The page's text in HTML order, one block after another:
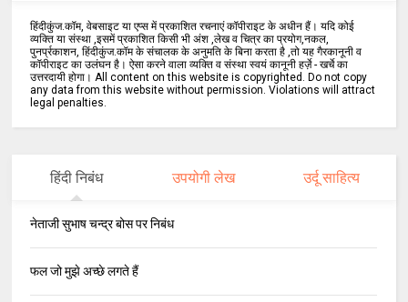
हिंदीकुंज.कॉम, वेबसाइट या एप्स में प्रकाशित रचनाएं कॉपीराइट के अधीन हैं। यदि कोई
व्यक्ति या संस्था ,इसमें प्रकाशित किसी भी अंश ,लेख व चित्र का प्रयोग,नकल,
पुनर्प्रकाशन, हिंदीकुंज.कॉम के संचालक के अनुमति के बिना करता है ,तो यह गैरकानूनी व
कॉपीराइट का उलंघन है। ऐसा करने वाला व्यक्ति व संस्था स्वयं कानूनी हर्ज़े - खर्चे का
उत्तरदायी होगा। All content on this website is copyrighted. Do not copy
any data from this website without permission. Violations will attract
legal penalties.
हिंदी निबंध उपयोगी लेख उर्दू साहित्य
नेताजी सुभाष चन्द्र बोस पर निबंध
फल जो मुझे अच्छे लगते हैं